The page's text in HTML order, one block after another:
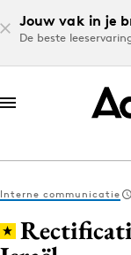
Jouw vak in je
De beste
Log in
Interne communicatie